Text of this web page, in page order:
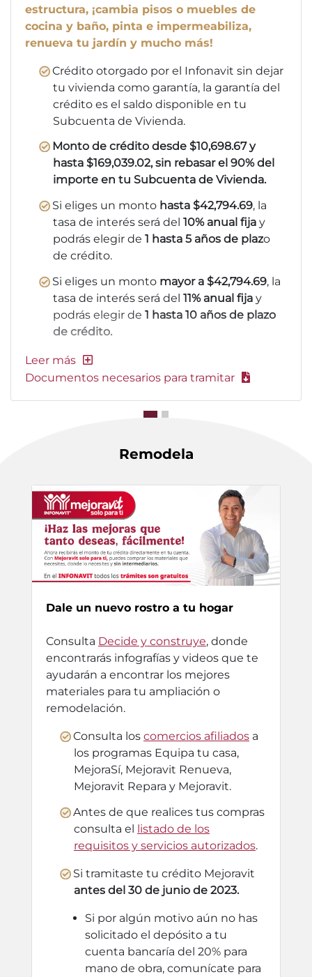
estructura, ¡cambia pisos o muebles de
cocina y baño, pinta e impermeabiliza,
renueva tu jardín y mucho más!
Crédito otorgado por el Infonavit sin dejar
tu vivienda como garantía, la garantía del
crédito es el saldo disponible en tu
Subcuenta de Vivienda.
Monto de crédito desde $10,698.67 y
hasta $169,039.02, sin rebasar el 90% del
importe en tu Subcuenta de Vivienda.
Si eliges un monto hasta $42,794.69, la
tasa de interés será del 10% anual fija y
podrás elegir de 1 hasta 5 años de plazo
de crédito.
Si eliges un monto mayor a $42,794.69, la
tasa de interés será del 11% anual fija y
podrás elegir de 1 hasta 10 años de plazo
de crédito.
Documentos necesarios para tramitar
Remodela
Dale un nuevo rostro a tu hogar
Consulta Decide y construye, donde
encontrarás infografías y videos que te
ayudarán a encontrar los mejores
materiales para tu ampliación o
remodelación.
Consulta los comercios afiliados a
los programas Equipa tu casa,
MejoraSí, Mejoravit Renueva,
Mejoravit Repara y Mejoravit.
Antes de que realices tus compras
consulta el listado de los
requisitos y servicios autorizados.
Si tramitaste tu crédito Mejoravit
antes del 30 de junio de 2023.
Si por algún motivo aún no has
solicitado el depósito a tu
cuenta bancaría del 20% para
mano de obra, comunícate para